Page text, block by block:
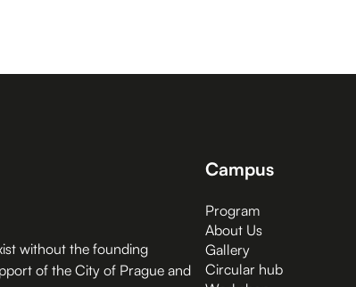
without the founding
of the City of Prague and
Campus
Program
About Us
Gallery
Circular hub